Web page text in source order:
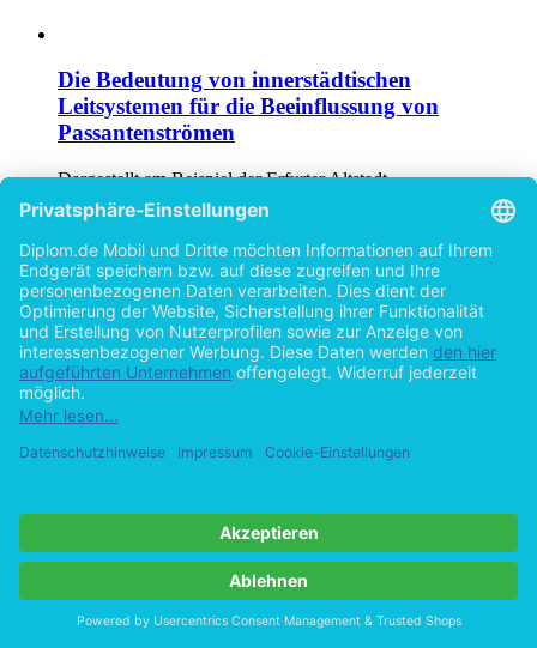
Die Bedeutung von innerstädtischen
Leitsystemen für die Beeinflussung von
Passantenströmen
Dargestellt am Beispiel der Erfurter Altstadt
von
Kathrin Weiß (Autor:in)
©1998 Diplomarbeit 153 Seiten
Hilfe/FAQ
Impressum
Datenschutz
AGB
Vertrag widerrufen
Zur Desktop-Version
Copyright ©Imprint in der Bedey & Thoms Media GmbH
Cookie-Einstellungen